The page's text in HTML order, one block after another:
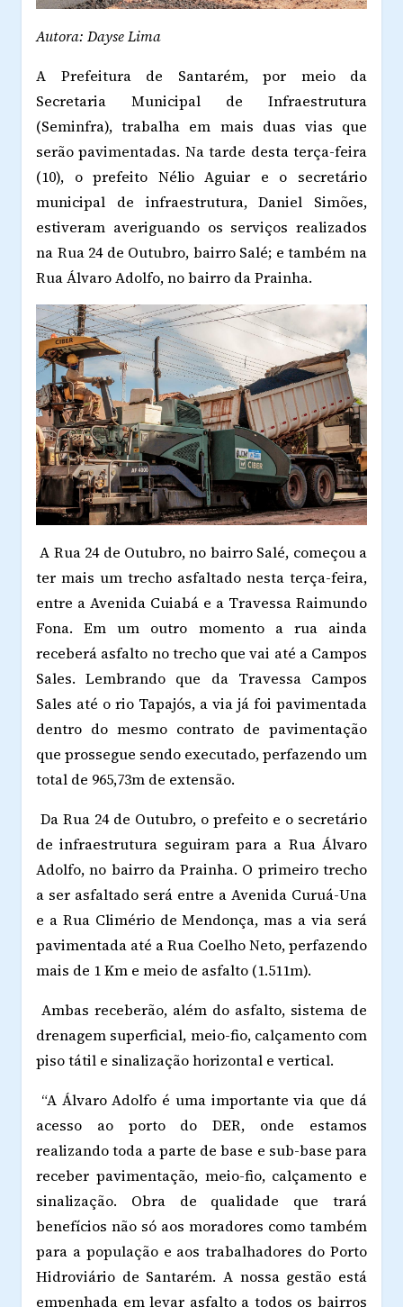
Autora: Dayse Lima
A Prefeitura de Santarém, por meio da
Secretaria Municipal de Infraestrutura
(Seminfra), trabalha em mais duas vias que
serão pavimentadas. Na tarde desta terça-feira
(10), o prefeito Nélio Aguiar e o secretário
municipal de infraestrutura, Daniel Simões,
estiveram averiguando os serviços realizados
na Rua 24 de Outubro, bairro Salé; e também na
Rua Álvaro Adolfo, no bairro da Prainha.
A Rua 24 de Outubro, no bairro Salé, começou a
ter mais um trecho asfaltado nesta terça-feira,
entre a Avenida Cuiabá e a Travessa Raimundo
Fona. Em um outro momento a rua ainda
receberá asfalto no trecho que vai até a Campos
Sales. Lembrando que da Travessa Campos
Sales até o rio Tapajós, a via já foi pavimentada
dentro do mesmo contrato de pavimentação
que prossegue sendo executado, perfazendo um
total de 965,73m de extensão.
Da Rua 24 de Outubro, o prefeito e o secretário
de infraestrutura seguiram para a Rua Álvaro
Adolfo, no bairro da Prainha. O primeiro trecho
a ser asfaltado será entre a Avenida Curuá-Una
e a Rua Climério de Mendonça, mas a via será
pavimentada até a Rua Coelho Neto, perfazendo
mais de 1 Km e meio de asfalto (1.511m).
Ambas receberão, além do asfalto, sistema de
drenagem superficial, meio-fio, calçamento com
piso tátil e sinalização horizontal e vertical.
“A Álvaro Adolfo é uma importante via que dá
acesso ao porto do DER, onde estamos
realizando toda a parte de base e sub-base para
receber pavimentação, meio-fio, calçamento e
sinalização. Obra de qualidade que trará
benefícios não só aos moradores como também
para a população e aos trabalhadores do Porto
Hidroviário de Santarém. A nossa gestão está
empenhada em levar asfalto a todos os bairros